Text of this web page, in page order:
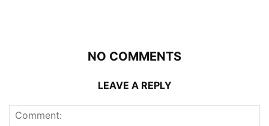
NO COMMENTS
LEAVE A REPLY